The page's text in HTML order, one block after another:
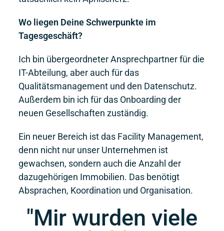
Wo liegen Deine Schwerpunkte im
Tagesgeschäft?
Ich bin übergeordneter Ansprechpartner für die
IT-Abteilung, aber auch für das
Qualitätsmanagement und den Datenschutz.
Außerdem bin ich für das Onboarding der
neuen Gesellschaften zuständig.
Ein neuer Bereich ist das Facility Management,
denn nicht nur unser Unternehmen ist
gewachsen, sondern auch die Anzahl der
dazugehörigen Immobilien. Das benötigt
Absprachen, Koordination und Organisation.
"Mir wurden viele